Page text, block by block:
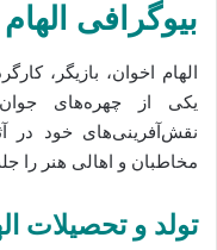
بیوگرافی
الهام اخوان، بازیگر،
یکی از چهره‌های
نقش‌آفرینی‌های خود در
مخاطبان و اهالی هنر را
تولد و تحصیلات